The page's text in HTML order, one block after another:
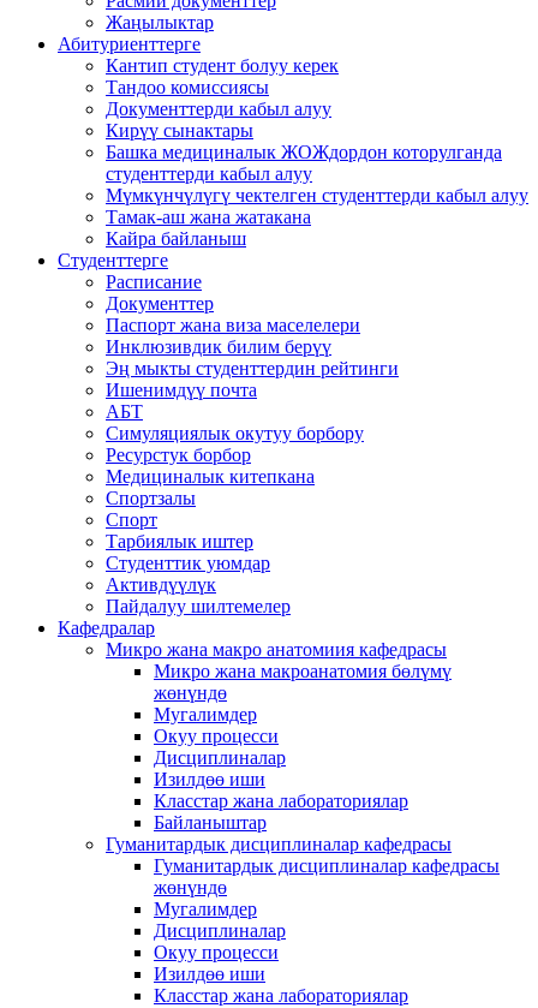
Жаңылыктар
Абитуриенттерге
Кантип студент болуу керек
Тандоо комиссиясы
Документтерди кабыл алуу
Кирүү сынактары
Башка медициналык ЖОЖдордон которулганда
студенттерди кабыл алуу
Мүмкүнчүлүгү чектелген студенттерди кабыл алуу
Тамак-аш жана жатакана
Кайра байланыш
Студенттерге
Расписание
Документтер
Паспорт жана виза маселелери
Инклюзивдик билим берүү
Эң мыкты студенттердин рейтинги
Ишенимдүү почта
АБТ
Симуляциялык окутуу борбору
Ресурстук борбор
Медициналык китепкана
Спортзалы
Спорт
Тарбиялык иштер
Студенттик уюмдар
Активдүүлүк
Пайдалуу шилтемелер
Кафедралар
Микро жана макро анатомиия кафедрасы
Микро жана макроанатомия бөлүмү
жөнүндө
Мугалимдер
Окуу процесси
Дисциплиналар
Изилдөө иши
Класстар жана лабораториялар
Байланыштар
Гуманитардык дисциплиналар кафедрасы
Гуманитардык дисциплиналар кафедрасы
жөнүндө
Мугалимдер
Дисциплиналар
Окуу процесси
Изилдөө иши
Класстар жана лабораториялар